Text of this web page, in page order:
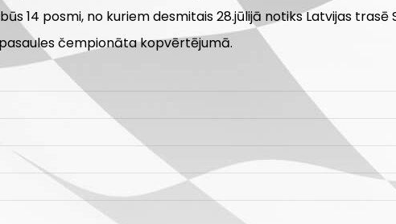
14 posmi, no kuriem desmitais 28.jūlijā notiks Latvijas trasē
čempionāta kopvērtējumā.